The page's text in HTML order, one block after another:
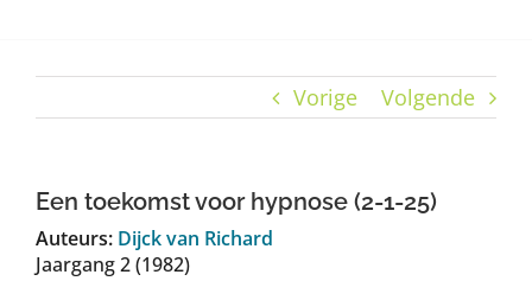
TDT Overzicht
Vorige Volgende
Een toekomst voor hypnose (2-1-25)
Auteurs: Dijck van Richard
Jaargang 2 (1982)